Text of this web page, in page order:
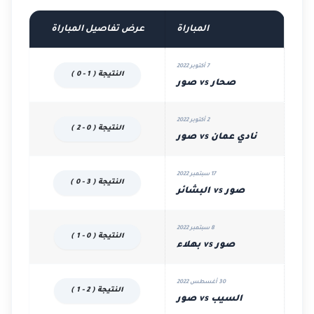
المباراة عرض تفاصيل المباراة
7 أكتوبر 2022
صحار vs صور
النتيجة ( 1 - 0 )
2 أكتوبر 2022
نادي عمان vs صور
النتيجة ( 0 - 2 )
17 سبتمبر 2022
صور vs البشائر
النتيجة ( 3 - 0 )
8 سبتمبر 2022
صور vs بهلاء
النتيجة ( 0 - 1 )
30 أغسطس 2022
السيب vs صور
النتيجة ( 2 - 1 )